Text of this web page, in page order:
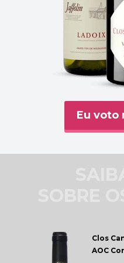
Eu voto
Clos
AOC